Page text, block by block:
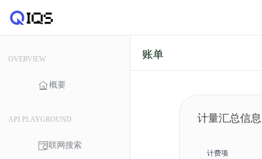
OVERVIEW
概要
API PLAYGROUND
联网搜索
账单
计量汇总信息
计费项